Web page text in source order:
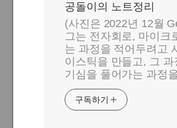
공돌이의 노트정리
(사진은 2022년 12월
그는 전자회로, 마이크
는 과정을 적어두려고
이스틱을 만들고, 그
기심을 풀어가는 과정
구독하기